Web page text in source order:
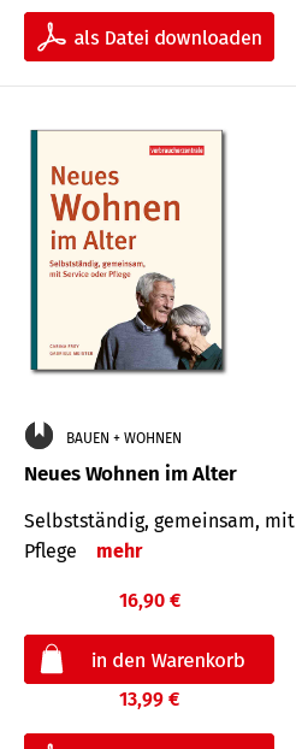
BAUEN + WOHNEN
Neues Wohnen im Alter
Selbstständig, gemeinsam,
Pflege
mehr
16,90 €
13,99 €